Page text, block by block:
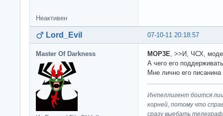
Неактивен
07-10-11 20:18:57
Lord_Evil
Master Of Darkness MOP3E , >>И, ЧСХ,
А чего его
Мне лично его
Интеллигент боится
корней, потому что
сразу выeбaть